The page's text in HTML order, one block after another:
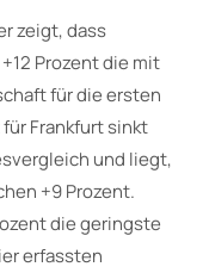
zeigt, dass
Prozent die mit
für die ersten
Frankfurt sinkt
und liegt,
+9 Prozent.
die geringste
erfassten